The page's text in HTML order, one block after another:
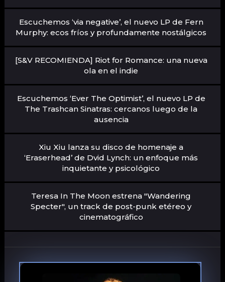
Escuchemos ‘via negative’, el nuevo LP de Fern
Murphy: ecos fríos y profundamente nostálgicos
[S&V RECOMIENDA] Riot for Romance: una nueva
ola en el indie
Escuchemos ‘Ever The Optimist’, el nuevo LP de
The Trashcan Sinatras: cercanos luego de la
ausencia
Xiu Xiu lanza su disco de homenaje a
‘Eraserhead’ de Dvid Lynch: un enfoque más
inquietante y psicológico
Teresa In The Moon estrena "Wandering
Specter", un track de post-punk etéreo y
cinematográfico